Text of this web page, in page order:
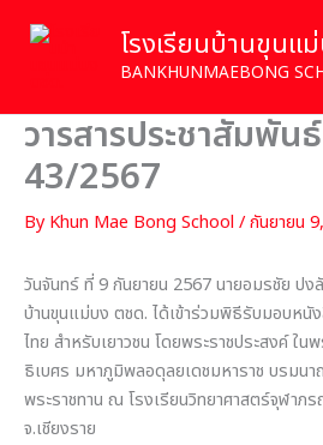
โรงเรียนบ้านขุนแ
BANKHUNMAEBONG
วารสารประชาสัมพัน
43/2567
ByKhun Mae Bong School /กันยายน
วันจันทร์ ที่ 9 กันยายน 2567 นายอมรชัย ปง
บ้านขุนแม่บง ตชด. ได้เข้าร่วมพิธีรับมอบหนั
ไทย สำหรับเยาวชน โดยพระราชประสงค์ ใน
ธิเบศร มหาภูมิพลอดุลยเดชมหาราช บรมน
พระราชทาน ณ โรงเรียนวิทยาศาสตร์จุฬาภ
จ.เชียงราย